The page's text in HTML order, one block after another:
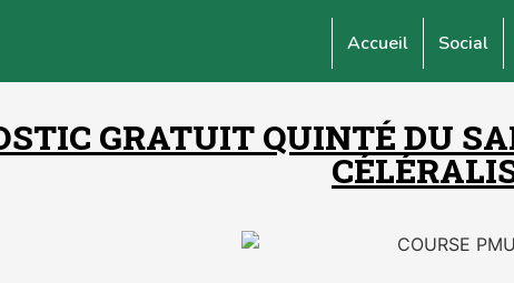
Accueil Social
GRATUIT QUINTÉ DU